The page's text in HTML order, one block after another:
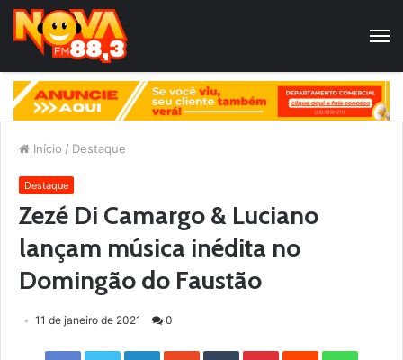
Início / Destaque
Destaque
Zezé Di Camargo & Luciano
lançam música inédita no
Domingão do Faustão
11 de janeiro de 2021 0
Facebook Twitter LinkedIn StumbleUpon Tumblr Pinterest Reddit